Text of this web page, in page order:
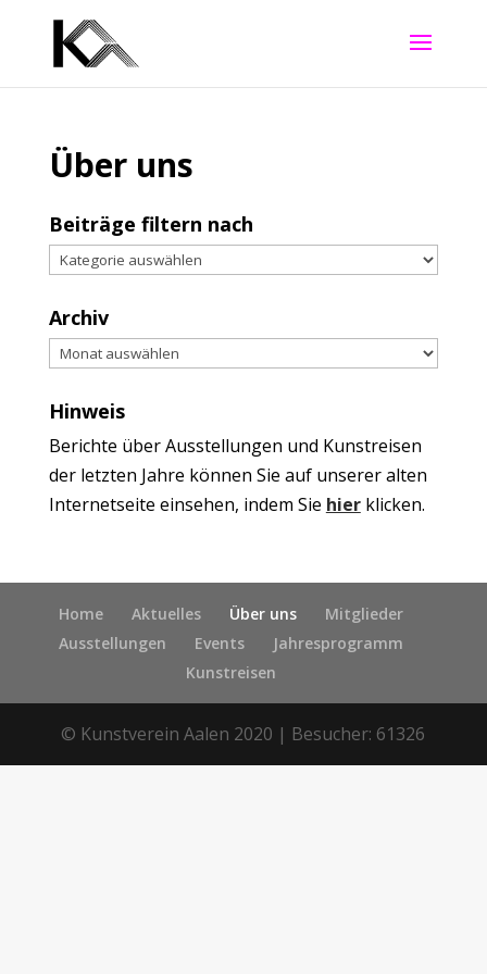
Über uns
Beiträge filtern nach
Archiv
Hinweis
Berichte über Ausstellungen und Kunstreisen
der letzten Jahre können Sie auf unserer alten
Internetseite einsehen, indem Sie hierklicken.
Home Aktuelles Über uns
Mitglieder
Ausstellungen
Events
Jahresprogramm
Kunstreisen
© Kunstverein Aalen 2020 | Besucher: 61326